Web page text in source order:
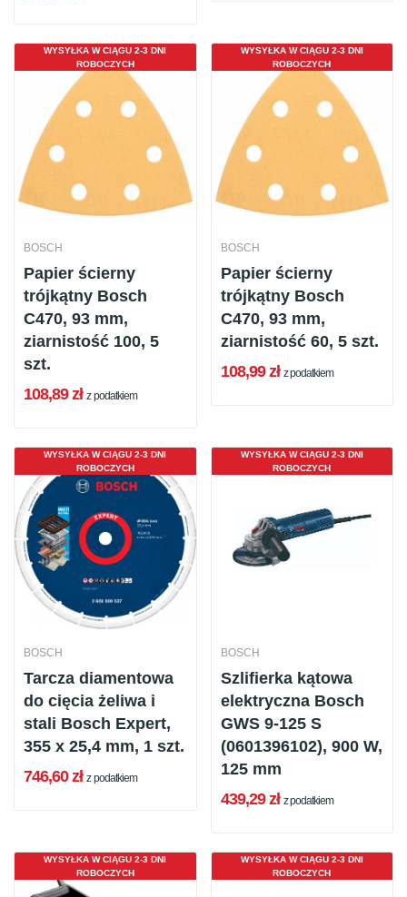
WYSYŁKA W CIĄGU 2-3 DNI
ROBOCZYCH
BOSCH
Papier ścierny
trójkątny Bosch
C470, 93 mm,
ziarnistość 100, 5
szt.
108,89 zł z podatkiem
WYSYŁKA W CIĄGU 2-3 DNI
ROBOCZYCH
BOSCH
Papier ścierny
trójkątny Bosch
C470, 93 mm,
ziarnistość 60, 5 szt.
108,99 zł z podatkiem
WYSYŁKA W CIĄGU 2-3 DNI
ROBOCZYCH
BOSCH
Tarcza diamentowa
do cięcia żeliwa i
stali Bosch Expert,
355 x 25,4 mm, 1 szt.
746,60 zł z podatkiem
WYSYŁKA W CIĄGU 2-3 DNI
ROBOCZYCH
BOSCH
Szlifierka kątowa
elektryczna Bosch
GWS 9-125 S
(0601396102), 900 W,
125 mm
439,29 zł z podatkiem
WYSYŁKA W CIĄGU 2-3 DNI
ROBOCZYCH
WYSYŁKA W CIĄGU 2-3 DNI
ROBOCZYCH